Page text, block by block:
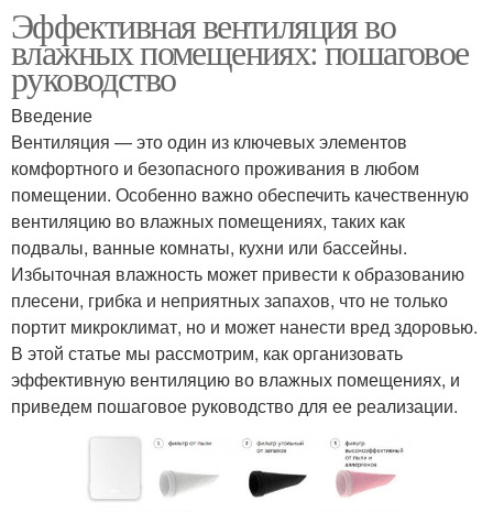
Эффективная вентиляция во
влажных помещениях: пошаговое
руководство
Введение
Вентиляция — это один из ключевых элементов
комфортного и безопасного проживания в любом
помещении. Особенно важно обеспечить качественную
вентиляцию во влажных помещениях, таких как
подвалы, ванные комнаты, кухни или бассейны.
Избыточная влажность может привести к образованию
плесени, грибка и неприятных запахов, что не только
портит микроклимат, но и может нанести вред здоровью.
В этой статье мы рассмотрим, как организовать
эффективную вентиляцию во влажных помещениях, и
приведем пошаговое руководство для ее реализации.